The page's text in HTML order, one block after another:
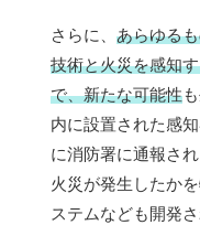
さらに、 あらゆる
技術と火災を感知
で、新たな可能性
内に設置された感
に消防署に通報さ
火災が発生したか
ステムなども開発